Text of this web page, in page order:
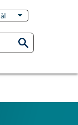
List flere